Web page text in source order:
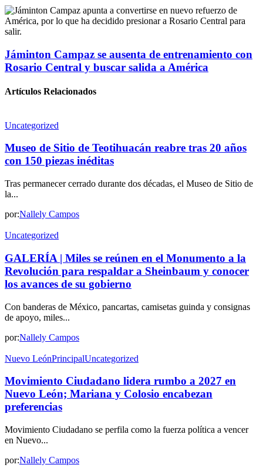
Jáminton Campaz se ausenta de entrenamiento con
Rosario Central y buscar salida a América
Artículos Relacionados
Uncategorized
Museo de Sitio de Teotihuacán reabre tras 20 años
con 150 piezas inéditas
Tras permanecer cerrado durante dos décadas, el Museo de Sitio de
la...
por:Nallely Campos
Uncategorized
GALERÍA | Miles se reúnen en el Monumento a la
Revolución para respaldar a Sheinbaum y conocer
los avances de su gobierno
Con banderas de México, pancartas, camisetas guinda y consignas
de apoyo, miles...
por:Nallely Campos
Nuevo LeónPrincipalUncategorized
Movimiento Ciudadano lidera rumbo a 2027 en
Nuevo León; Mariana y Colosio encabezan
preferencias
Movimiento Ciudadano se perfila como la fuerza política a vencer
en Nuevo...
por:Nallely Campos